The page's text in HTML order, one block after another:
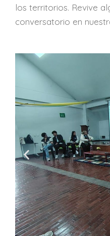
los territorios. Revive
conversatorio en